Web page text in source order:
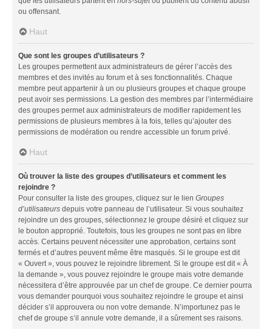
ou offensant.
Haut
Que sont les groupes d’utilisateurs ?
Les groupes permettent aux administrateurs de gérer l’accès des
membres et des invités au forum et à ses fonctionnalités. Chaque
membre peut appartenir à un ou plusieurs groupes et chaque groupe
peut avoir ses permissions. La gestion des membres par l’intermédiaire
des groupes permet aux administrateurs de modifier rapidement les
permissions de plusieurs membres à la fois, telles qu’ajouter des
permissions de modération ou rendre accessible un forum privé.
Haut
Où trouver la liste des groupes d’utilisateurs et comment les
rejoindre ?
Pour consulter la liste des groupes, cliquez sur le lien Groupes
d’utilisateurs depuis votre panneau de l’utilisateur. Si vous souhaitez
rejoindre un des groupes, sélectionnez le groupe désiré et cliquez sur
le bouton approprié. Toutefois, tous les groupes ne sont pas en libre
accès. Certains peuvent nécessiter une approbation, certains sont
fermés et d’autres peuvent même être masqués. Si le groupe est dit
« Ouvert », vous pouvez le rejoindre librement. Si le groupe est dit « À
la demande », vous pouvez rejoindre le groupe mais votre demande
nécessitera d’être approuvée par un chef de groupe. Ce dernier pourra
vous demander pourquoi vous souhaitez rejoindre le groupe et ainsi
décider s’il approuvera ou non votre demande. N’importunez pas le
chef de groupe s’il annule votre demande, il a sûrement ses raisons.